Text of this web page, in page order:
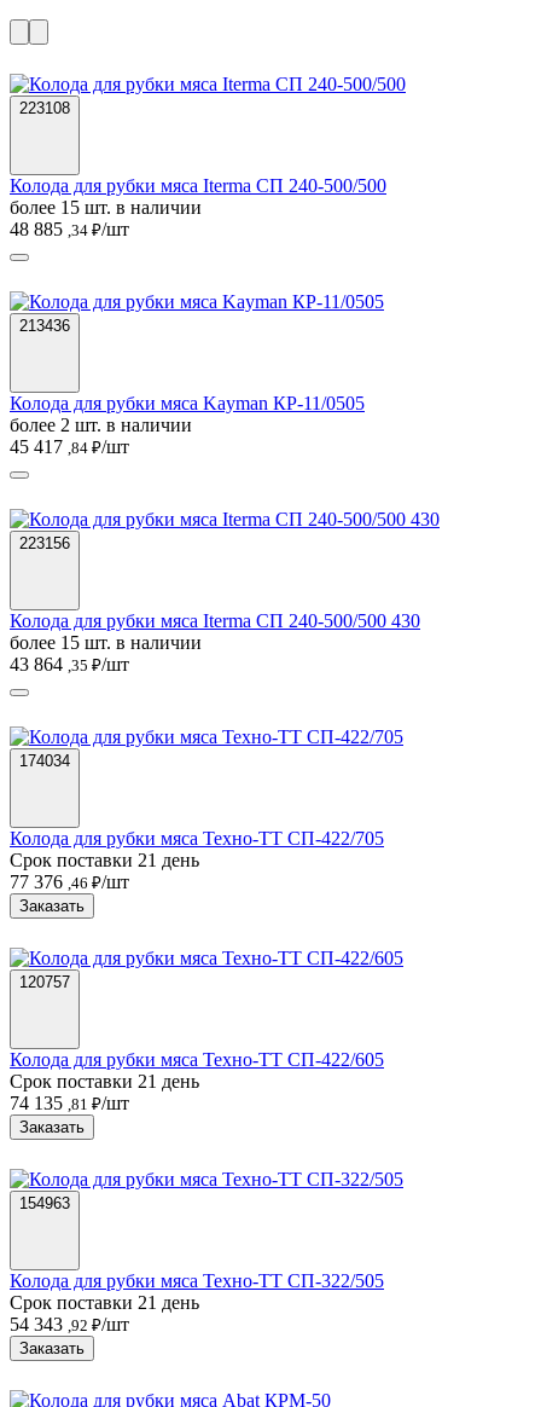
223108
Колода для рубки мяса Iterma СП 240-500/500
более 15 шт. в наличии
48 885 ,34 ₽/шт
213436
Колода для рубки мяса Kayman КР-11/0505
более 2 шт. в наличии
45 417 ,84 ₽/шт
223156
Колода для рубки мяса Iterma СП 240-500/500 430
более 15 шт. в наличии
43 864 ,35 ₽/шт
174034
Колода для рубки мяса Техно-ТТ СП-422/705
Срок поставки 21 день
77 376 ,46 ₽/шт
Заказать
120757
Колода для рубки мяса Техно-ТТ СП-422/605
Срок поставки 21 день
74 135 ,81 ₽/шт
Заказать
154963
Колода для рубки мяса Техно-ТТ СП-322/505
Срок поставки 21 день
54 343 ,92 ₽/шт
Заказать